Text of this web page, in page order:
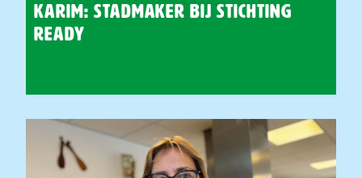
Karim: Stadmaker bij Stichting
Ready